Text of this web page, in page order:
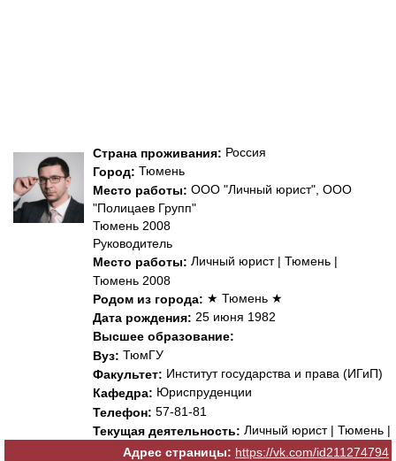
Страна проживания: Россия
Город: Тюмень
Место работы: ООО "Личный юрист", ООО
"Полицаев Групп"
Тюмень 2008
Руководитель
Место работы: Личный юрист | Тюмень |
Тюмень 2008
Родом из города: ★ Тюмень ★
Дата рождения: 25 июня 1982
Высшее образование:
Вуз: ТюмГУ
Факультет: Институт государства и права (ИГиП)
Кафедра: Юриспруденции
Телефон: 57-81-81
Текущая деятельность: Личный юрист | Тюмень |
Адрес страницы: https://vk.com/id211274794